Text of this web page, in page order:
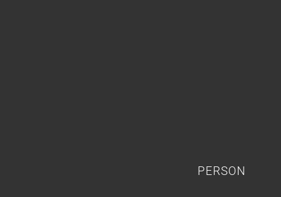
PERSON